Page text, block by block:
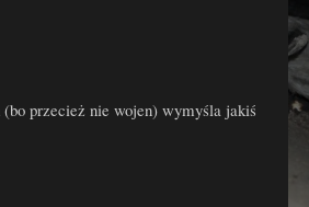
przecież nie wojen) wymyśla jakiś